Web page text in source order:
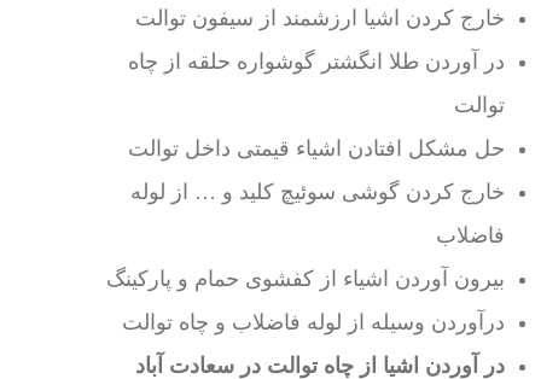
خارج کردن اشیا ارزشمند از سیفون توالت
در آوردن طلا انگشتر گوشواره حلقه از چاه
توالت
حل مشکل افتادن اشیاء قیمتی داخل توالت
خارج کردن گوشی سوئیچ کلید و … از لوله
فاضلاب
بیرون آوردن اشیاء از کفشوی حمام و پارکینگ
درآوردن وسیله از لوله فاضلاب و چاه توالت
در آوردن اشیا از چاه توالت در سعادت آباد